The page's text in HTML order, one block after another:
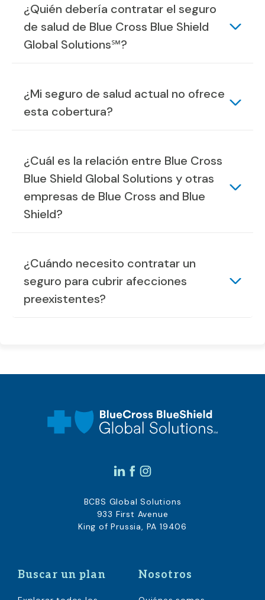
¿Quién debería contratar el seguro
de salud de Blue Cross Blue Shield
Global Solutions℠?
¿Mi seguro de salud actual no ofrece
esta cobertura?
¿Cuál es la relación entre Blue Cross
Blue Shield Global Solutions y otras
empresas de Blue Cross and Blue
Shield?
¿Cuándo necesito contratar un
seguro para cubrir afecciones
preexistentes?
Buscar un plan Nosotros
BCBS Global Solutions
933 First Avenue
King of Prussia, PA 19406